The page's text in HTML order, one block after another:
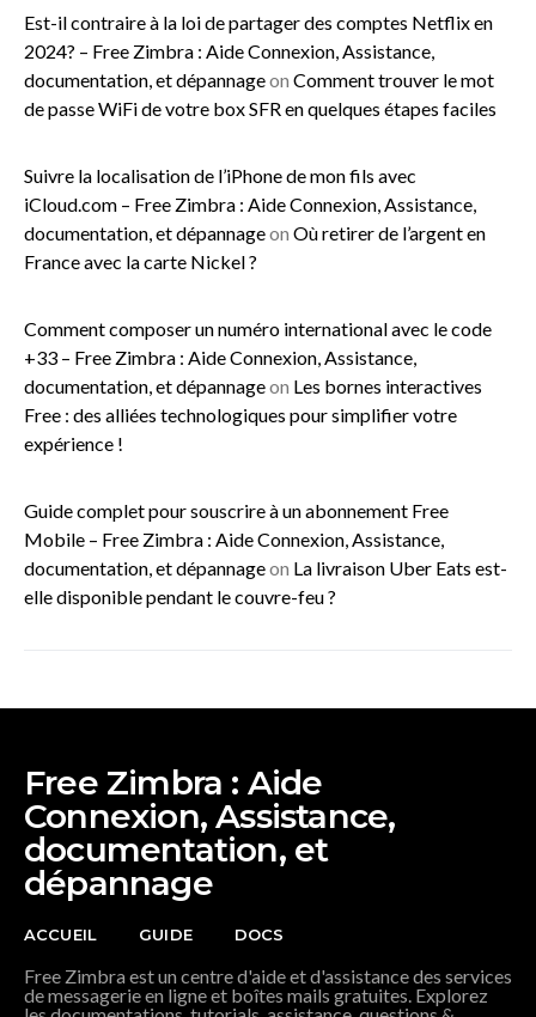
Est-il contraire à la loi de partager des comptes Netflix en
2024? – Free Zimbra : Aide Connexion, Assistance,
documentation, et dépannageon Comment trouver le mot
de passe WiFi de votre box SFR en quelques étapes faciles
Suivre la localisation de l’iPhone de mon fils avec
iCloud.com – Free Zimbra : Aide Connexion, Assistance,
documentation, et dépannageon Où retirer de l’argent en
France avec la carte Nickel ?
Comment composer un numéro international avec le code
+33 – Free Zimbra : Aide Connexion, Assistance,
documentation, et dépannageon Les bornes interactives
Free : des alliées technologiques pour simplifier votre
expérience !
Guide complet pour souscrire à un abonnement Free
Mobile – Free Zimbra : Aide Connexion, Assistance,
documentation, et dépannageon La livraison Uber Eats est-
elle disponible pendant le couvre-feu ?
Free Zimbra : Aide
Connexion, Assistance,
documentation, et
dépannage
ACCUEIL GUIDE DOCS
Free Zimbra est un centre d'aide et d'assistance des services
de messagerie en ligne et boîtes mails gratuites. Explorez